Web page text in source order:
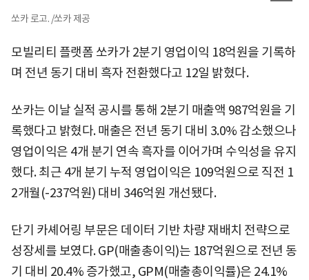
쏘카 로고. /쏘카 제공
모빌리티 플랫폼 쏘카가 2분기 영업이익 18억원을 기록하
며 전년 동기 대비 흑자 전환했다고 12일 밝혔다.
쏘카는 이날 실적 공시를 통해 2분기 매출액 987억원을 기
록했다고 밝혔다. 매출은 전년 동기 대비 3.0% 감소했으나
영업이익은 4개 분기 연속 흑자를 이어가며 수익성을 유지
했다. 최근 4개 분기 누적 영업이익은 109억원으로 직전 1
2개월(-237억원) 대비 346억원 개선됐다.
단기 카셰어링 부문은 데이터 기반 차량 재배치 전략으로
성장세를 보였다. GP(매출총이익)는 187억원으로 전년 동
기 대비 20.4% 증가했고, GPM(매출총이익률)은 24.1%